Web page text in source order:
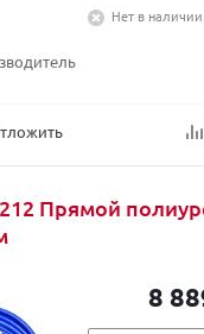
Нет в наличии
Прямой
8